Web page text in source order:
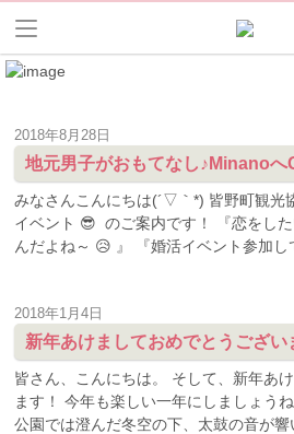
2018年8月28日
地元男子がおもてなし♪Minanoへ
みなさんこんにちは(´▽｀*) 皆野町観光
イベント 😎 のご案内です！ 『恋をし
んだよね～ 😥 』 『婚活イベント参加
2018年1月4日
新年あけましておめでとうござい
皆さん、こんにちは。 そして、新年あ
ます！ 今年も楽しい一年にしましょ
公園では澄んだ冬空の下、太鼓の音が